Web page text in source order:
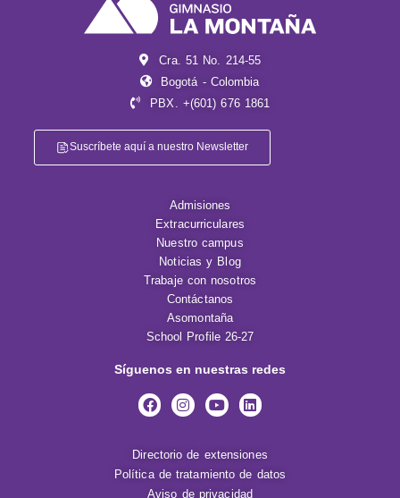
Cra. 51 No. 214-55
Bogotá - Colombia
PBX. +(601) 676 1861
Suscríbete aquí a nuestro Newsletter
Admisiones
Extracurriculares
Nuestro campus
Noticias y Blog
Trabaje con nosotros
Contáctanos
Asomontaña
School Profile 26-27
Síguenos en nuestras redes
Directorio de extensiones
Política de tratamiento de datos
Aviso de privacidad